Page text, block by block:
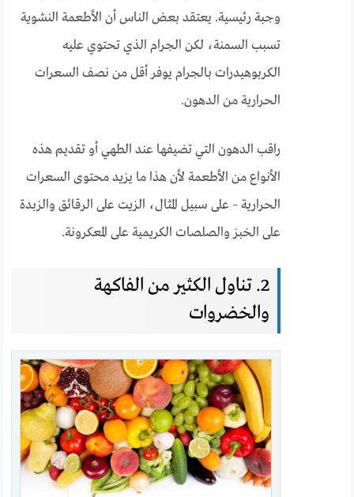
وجبة رئيسية. يعتقد بعض الناس أن الأطعمة النشوية
تسبب السمنة، لكن الجرام الذي تحتوي عليه
الكربوهيدرات بالجرام يوفر أقل من نصف السعرات
الحرارية من الدهون.
راقب الدهون التي تضيفها عند الطهي أو تقديم هذه
الأنواع من الأطعمة لأن هذا ما يزيد محتوى السعرات
الحرارية – على سبيل المثال، الزيت على الرقائق والزبدة
على الخبز والصلصات الكريمية على المعكرونة.
2. تناول الكثير من الفاكهة
والخضروات